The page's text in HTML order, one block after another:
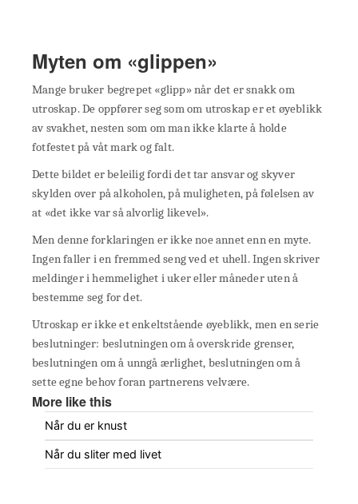
Myten om «glippen»
Mange bruker begrepet «glipp» når det er snakk om
utroskap. De oppfører seg som om utroskap er et øyeblikk
av svakhet, nesten som om man ikke klarte å holde
fotfestet på våt mark og falt.
Dette bildet er beleilig fordi det tar ansvar og skyver
skylden over på alkoholen, på muligheten, på følelsen av
at «det ikke var så alvorlig likevel».
Men denne forklaringen er ikke noe annet enn en myte.
Ingen faller i en fremmed seng ved et uhell. Ingen skriver
meldinger i hemmelighet i uker eller måneder uten å
bestemme seg for det.
Utroskap er ikke et enkeltstående øyeblikk, men en serie
beslutninger: beslutningen om å overskride grenser,
beslutningen om å unngå ærlighet, beslutningen om å
sette egne behov foran partnerens velvære.
More like this
Når du er knust
Når du sliter med livet